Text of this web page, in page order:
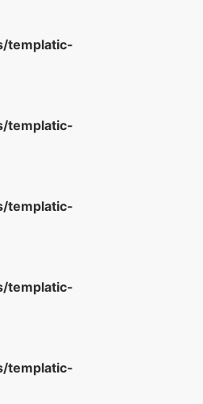
templatic-
templatic-
templatic-
templatic-
templatic-